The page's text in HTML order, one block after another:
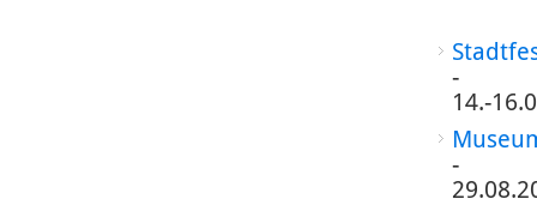
-
14.-
-